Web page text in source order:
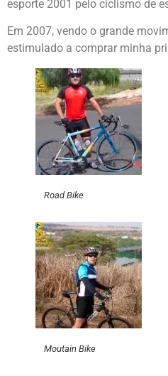
esporte 2001 pelo ciclismo de
Em 2007, vendo o grande
estimulado a comprar minha
Road Bike
Moutain Bike